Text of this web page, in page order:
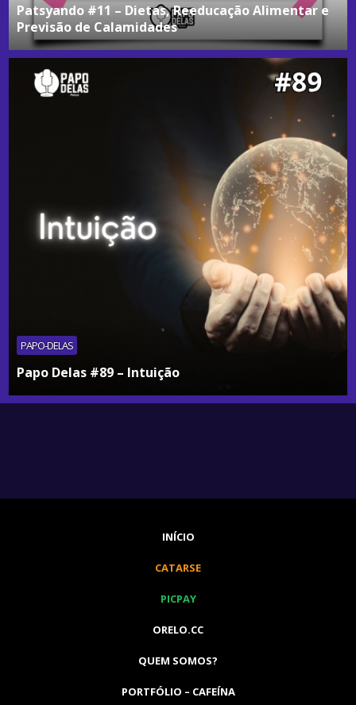
Patsyando #11 – Dietas, Reeducação Alimentar e
Previsão de Calamidades
PAPO-DELAS
Papo Delas #89 – Intuição
INÍCIO
CATARSE
PICPAY
ORELO.CC
QUEM SOMOS?
PORTFÓLIO – CAFEÍNA